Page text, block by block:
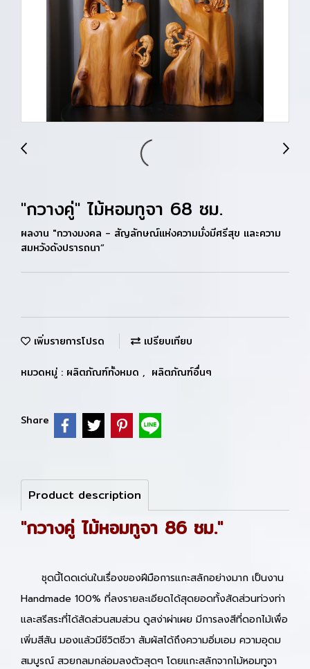
"กวางคู่" ไม้หอมทูจา 68 ซม.
ผลงาน "กวางมงคล - สัญลักษณ์แห่งความมั่งมีศรีสุข และความ
สมหวังดังปรารถนา“
เพิ่มรายการโปรด เปรียบเทียบ
หมวดหมู่ : ผลิตภัณฑ์ทั้งหมด , ผลิตภัณฑ์อื่นๆ
Share
Product description
"กวางคู่ ไม้หอมทูจา 86 ซม."
ชุดนี้โดดเด่นในเรื่องของฝีมือการแกะสลักอย่างมาก เป็นงาน
Handmade 100% ที่ลงรายละเอียดได้สุดยอดทั้งสัดส่วนท่วงท่า
และสรีสระที่ได้สัดส่วนสมส่วน ดูสง่าผ่าเผย มีการลงสีที่ดอกไม้เพื่อ
เพิ่มสีสัน มองแล้วมีชีวิตชีวา สัมผัสได้ถึงความอิ่มเอม ความอุดม
สมบูรณ์ สวยกลมกล่อมลงตัวสุดๆ โดยแกะสลักจากไม้หอมทูจา